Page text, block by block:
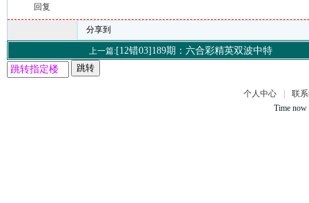
回复
分享到
上一篇:[12错03]189期：六合彩精英双波中特
跳转
个人中心 |
联
Time now